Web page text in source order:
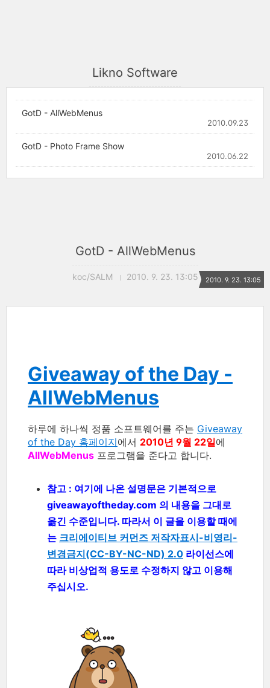
Likno Software
GotD - AllWebMenus
2010.09.23
GotD - Photo Frame Show
2010.06.22
GotD - AllWebMenus
koc/SALM 2010. 9. 23. 13:05 2010. 9. 23. 13:05
Giveaway of the Day -
AllWebMenus
하루에 하나씩 정품 소프트웨어를 주는 Giveaway
of the Day 홈페이지에서 2010년 9월 22일에
AllWebMenus 프로그램을 준다고 합니다.
참고 : 여기에 나온 설명문은 기본적으로
giveawayoftheday.com 의 내용을 그대로
옮긴 수준입니다. 따라서 이 글을 이용할 때에
는 크리에이티브 커먼즈 저작자표시-비영리-
변경금지(CC-BY-NC-ND) 2.0 라이선스에
따라 비상업적 용도로 수정하지 않고 이용해
주십시오.